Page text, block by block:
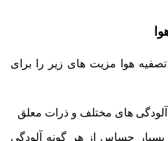
تصفیه هوا مزیت‌ های زیر را برای
های مختلف و ذرات معلق
حساس از هر گونه آلودگی